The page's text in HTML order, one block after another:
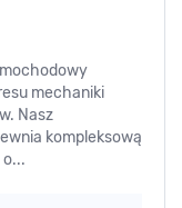
mechaniki
Nasz
kompleksową